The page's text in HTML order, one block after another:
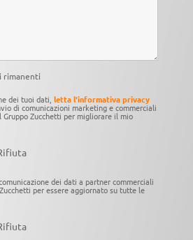
rimanenti
dei tuoi dati, letta l'informativa privacy
di comunicazioni marketing e commerciali
Zucchetti per migliorare il mio
dei dati a partner commerciali
per essere aggiornato su tutte le